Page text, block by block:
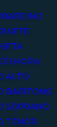
ALTO
BARÍTONO
SOPRANO
TENOR